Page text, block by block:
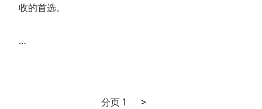
收的首选。
…
分页1
下
>